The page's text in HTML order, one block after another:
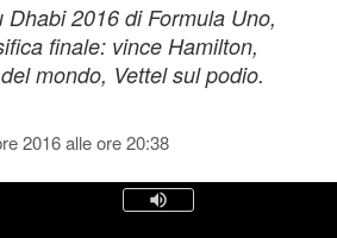
2016 di Formula Uno,
finale: vince Hamilton,
mondo, Vettel sul podio.
2016 alle ore 20:38